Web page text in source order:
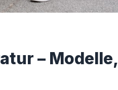
– Modelle,